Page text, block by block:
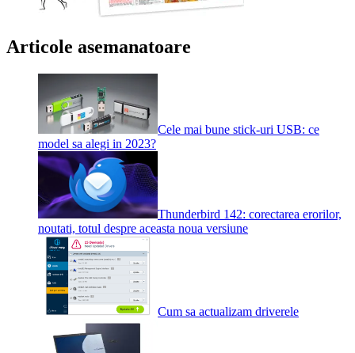
Articole asemanatoare
Cele mai bune stick-uri USB: ce
model sa alegi in 2023?
Thunderbird 142: corectarea erorilor,
noutati, totul despre aceasta noua versiune
Cum sa actualizam driverele